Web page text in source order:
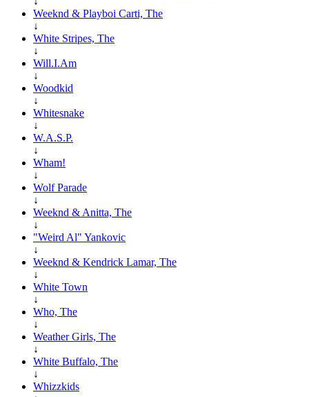
Weeknd & Playboi Carti, The
↓
White Stripes, The
↓
Will.I.Am
↓
Woodkid
↓
Whitesnake
↓
W.A.S.P.
↓
Wham!
↓
Wolf Parade
↓
Weeknd & Anitta, The
↓
"Weird Al" Yankovic
↓
Weeknd & Kendrick Lamar, The
↓
White Town
↓
Who, The
↓
Weather Girls, The
↓
White Buffalo, The
↓
Whizzkids